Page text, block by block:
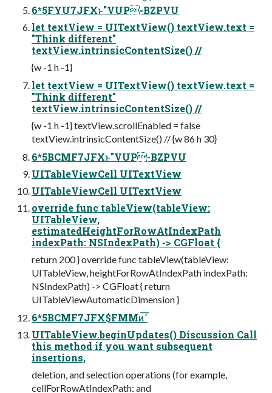
6*5FYU7JFXͱ"VUP-BZPVU
let textView = UITextView() textView.text =
"Think different"
textView.intrinsicContentSize() //
{w -1 h -1}
let textView = UITextView() textView.text =
"Think different"
textView.intrinsicContentSize() //
{w -1 h -1} textView.scrollEnabled = false
textView.intrinsicContentSize() // {w 86 h 30}
6*5BCMF7JFXͱ"VUP-BZPVU
UITableViewCell UITextView
UITableViewCell UITextView
override func tableView(tableView:
UITableView,
estimatedHeightForRowAtIndexPath
indexPath: NSIndexPath) -> CGFloat {
return 200 } override func tableView(tableView:
UITableView, heightForRowAtIndexPath indexPath:
NSIndexPath) -> CGFloat { return
UITableViewAutomaticDimension }
6*5BCMF7JFX$FMMͷߴ͞
UITableView.beginUpdates() Discussion Call
this method if you want subsequent
insertions,
deletion, and selection operations (for example,
cellForRowAtIndexPath: and